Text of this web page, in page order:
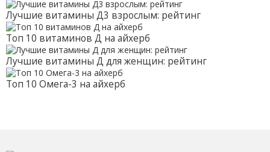
Лучшие витамины Д3 взрослым: рейтинг
Топ 10 витаминов Д на айхерб
Лучшие витамины Д для женщин: рейтинг
Топ 10 Омега-3 на айхерб